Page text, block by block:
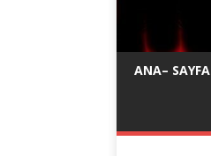
ANA– SAYFA